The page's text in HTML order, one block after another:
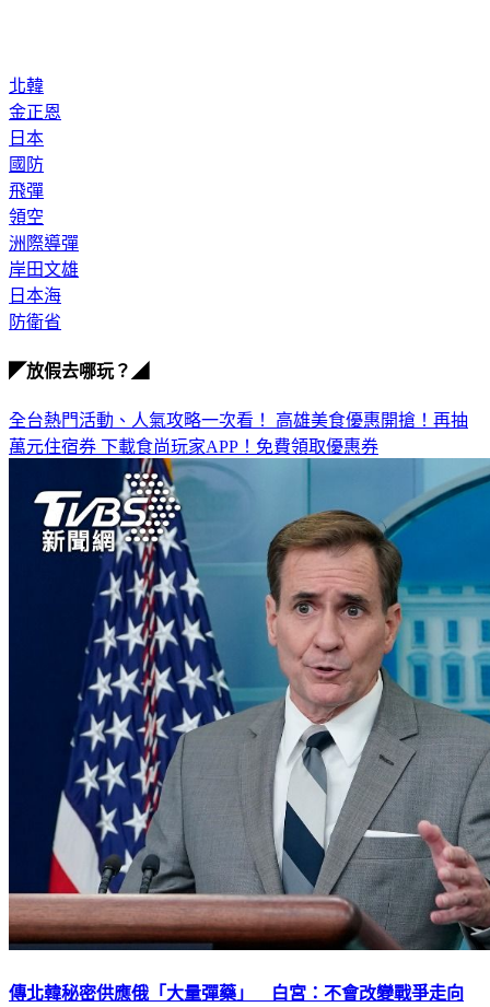
北韓
金正恩
日本
國防
飛彈
領空
洲際導彈
岸田文雄
日本海
防衛省
◤放假去哪玩？◢
全台熱門活動、人氣攻略一次看！ 高雄美食優惠開搶！再抽
萬元住宿券 下載食尚玩家APP！免費領取優惠券
傳北韓秘密供應俄「大量彈藥」 白宮：不會改變戰爭走向